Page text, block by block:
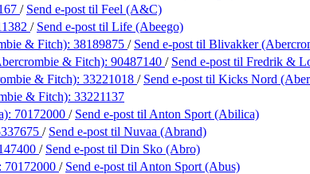
/ Send e-post til Feel (A&C)
/ Send e-post til Life (Abeego)
& Fitch): 38189875 / Send e-post til Blivakker
& Fitch): 90487140 / Send e-post til Fredrik &
& Fitch): 33221018 / Send e-post til Kicks Nord
& Fitch): 33221137
70172000 / Send e-post til Anton Sport (Abilica)
/ Send e-post til Nuvaa (Abrand)
/ Send e-post til Din Sko (Abro)
70172000 / Send e-post til Anton Sport (Abus)